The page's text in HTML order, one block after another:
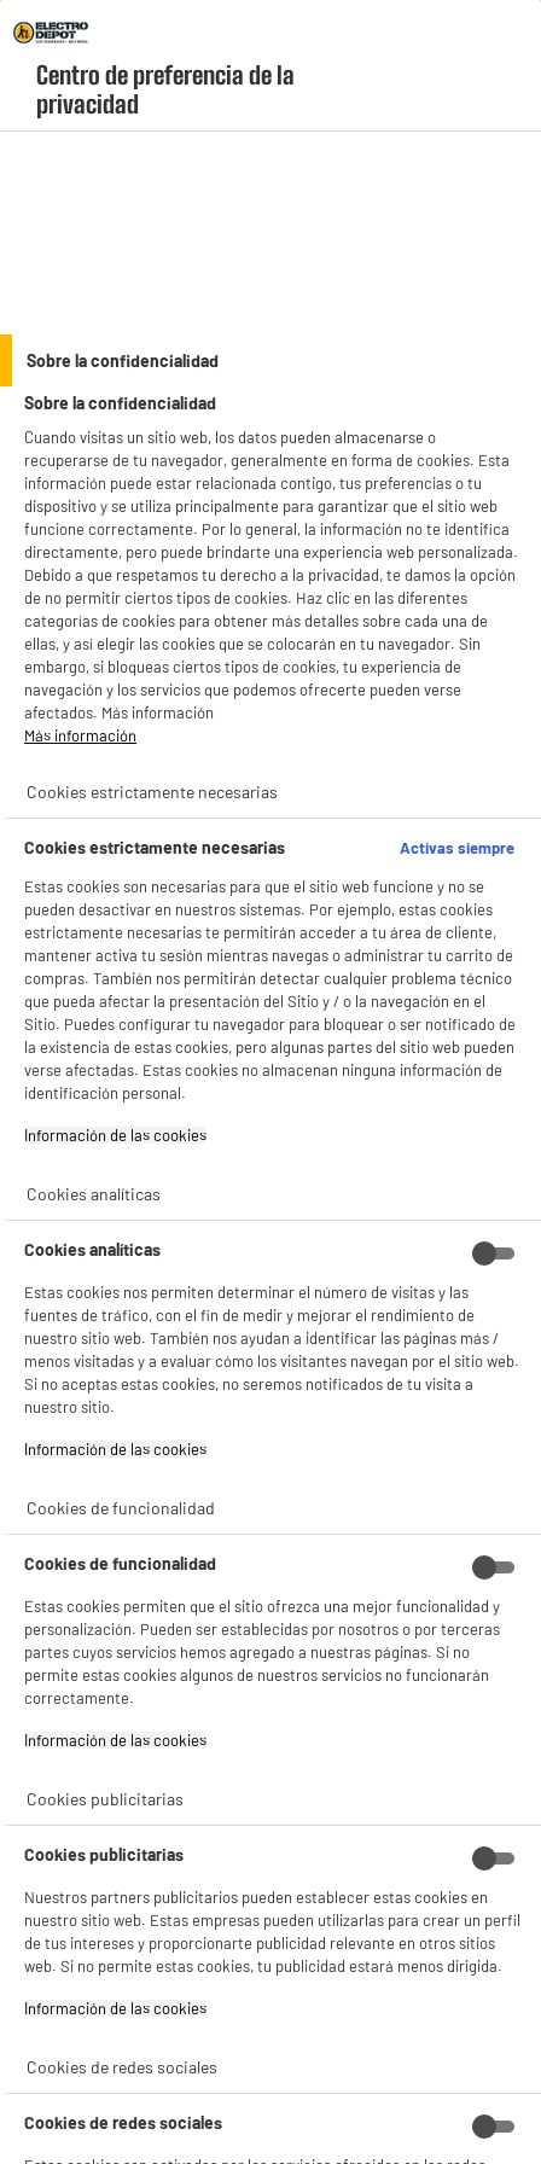
Menú
geolocation-header-icon-text
account
Altavoces
Auriculares
inalámbricos
Auriculares con
cable
Descubre esta selección de productos de sonido que hemos elegido para ti.
¡Llévatelos donde quieras y no dejes de escuchar tu música! Altavoces
amplificados con o sin micrófono, altavoces bluetooth, auriculares
inalámbricos... Y como siempre con la mejor relación calidad-precio. ¡No te
podrás resistir!
see_more_label
productItem_availability_txt-
current-store
LEGANÉS, MADRID
productItem__availability-
change-btn
product_list_sticky_button_Filter
No hemos encontrado los productos de tu selección.
NO SOLO TENEMOS LOS MEJORES PRECIOS
101.669 opiniones
autentificadas por
ELECTRO DEPOT
★★★★★
★★★★★
PAGO SEGURO GARANTÍAS
SERVICIO POST VENTA ATENCIÓN AL CLIENTE
PREGUNTAS /
Valencia -Alicante
ENVÍO Y RECOGIDA
Recogida en 1h:Gratuita
ESTAMOS EN CONTACTO
DEPOT
Con el fin de mejorar tu experiencia, y tras tu consentimiento, ELECTRO DEPOT
y sus socios utilizan cookies que procesan tus datos personales para:
- compartir contenido adaptado a tus preferencias
- ofrecer publicidad y comunicaciones personalizadas
- facilitar el intercambio de contenido en las redes sociales
- analizar el tráfico en nuestro sitio web Consulta la política de cookies.
Consulta la política de cookies. .
Si aceptas, la experiencia será aún mejor. Si no acepta, se utilizarán cookies
estadísticas anónimas basadas en tu navegación. Puedes oponerte a su uso
gestionando sus cookies.
¡Buena visita!
Centro de preferencia de la
privacidad
Sobre la confidencialidad
Sobre la confidencialidad
Cuando visitas un sitio web, los datos pueden almacenarse o
recuperarse de tu navegador, generalmente en forma de cookies. Esta
información puede estar relacionada contigo, tus preferencias o tu
dispositivo y se utiliza principalmente para garantizar que el sitio web
funcione correctamente. Por lo general, la información no te identifica
directamente, pero puede brindarte una experiencia web personalizada.
Debido a que respetamos tu derecho a la privacidad, te damos la opción
de no permitir ciertos tipos de cookies. Haz clic en las diferentes
categorías de cookies para obtener más detalles sobre cada una de
ellas, y así elegir las cookies que se colocarán en tu navegador. Sin
embargo, si bloqueas ciertos tipos de cookies, tu experiencia de
navegación y los servicios que podemos ofrecerte pueden verse
afectados. Más información
Más información
Cookies estrictamente necesarias
Cookies estrictamente necesarias
Activas siempre
Estas cookies son necesarias para que el sitio web funcione y no se
pueden desactivar en nuestros sistemas. Por ejemplo, estas cookies
estrictamente necesarias te permitirán acceder a tu área de cliente,
mantener activa tu sesión mientras navegas o administrar tu carrito de
compras. También nos permitirán detectar cualquier problema técnico
que pueda afectar la presentación del Sitio y / o la navegación en el
Sitio. Puedes configurar tu navegador para bloquear o ser notificado de
la existencia de estas cookies, pero algunas partes del sitio web pueden
verse afectadas. Estas cookies no almacenan ninguna información de
identificación personal.
Información de las cookies‎
Cookies analíticas
Cookies analíticas
Estas cookies nos permiten determinar el número de visitas y las
fuentes de tráfico, con el fin de medir y mejorar el rendimiento de
nuestro sitio web. También nos ayudan a identificar las páginas más /
menos visitadas y a evaluar cómo los visitantes navegan por el sitio web.
Si no aceptas estas cookies, no seremos notificados de tu visita a
nuestro sitio.
Información de las cookies‎
Cookies de funcionalidad
Cookies de funcionalidad
Estas cookies permiten que el sitio ofrezca una mejor funcionalidad y
personalización. Pueden ser establecidas por nosotros o por terceras
partes cuyos servicios hemos agregado a nuestras páginas. Si no
permite estas cookies algunos de nuestros servicios no funcionarán
correctamente.
Información de las cookies‎
Cookies publicitarias
Cookies publicitarias
Nuestros partners publicitarios pueden establecer estas cookies en
nuestro sitio web. Estas empresas pueden utilizarlas para crear un perfil
de tus intereses y proporcionarte publicidad relevante en otros sitios
web. Si no permite estas cookies, tu publicidad estará menos dirigida.
Información de las cookies‎
Cookies de redes sociales
Cookies de redes sociales